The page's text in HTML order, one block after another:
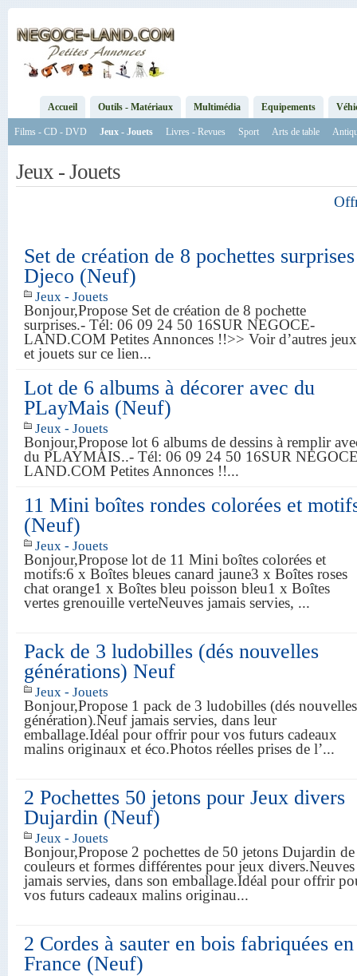
Accueil Outils - Matériaux Multimédia Equipements
Films - CD - DVD Jeux - Jouets Livres - Revues Sport Arts de table
Jeux - Jouets
Set de création de 8 pochettes surprises
Djeco (Neuf)
Jeux - Jouets
Bonjour,Propose Set de création de 8 pochette
surprises.- Tél: 06 09 24 50 16SUR NEGOCE-
LAND.COM Petites Annonces !!>> Voir d’autres jeux
et jouets sur ce lien...
Lot de 6 albums à décorer avec du
PLayMais (Neuf)
Jeux - Jouets
Bonjour,Propose lot 6 albums de dessins à remplir
du PLAYMAIS..- Tél: 06 09 24 50 16SUR
LAND.COM Petites Annonces !!...
11 Mini boîtes rondes colorées et
(Neuf)
Jeux - Jouets
Bonjour,Propose lot de 11 Mini boîtes colorées et
motifs:6 x Boîtes bleues canard jaune3 x Boîtes roses
chat orange1 x Boîtes bleu poisson bleu1 x Boîtes
vertes grenouille verteNeuves jamais servies, ...
Pack de 3 ludobilles (dés nouvelles
générations) Neuf
Jeux - Jouets
Bonjour,Propose 1 pack de 3 ludobilles (dés nouvelles
génération).Neuf jamais servies, dans leur
emballage.Idéal pour offrir pour vos futurs cadeaux
malins originaux et éco.Photos réelles prises de l’...
2 Pochettes 50 jetons pour Jeux divers
Dujardin (Neuf)
Jeux - Jouets
Bonjour,Propose 2 pochettes de 50 jetons Dujardin de
couleurs et formes différentes pour jeux divers.Neuves
jamais servies, dans son emballage.Idéal pour offrir
vos futurs cadeaux malins originau...
2 Cordes à sauter en bois fabriquées en
France (Neuf)